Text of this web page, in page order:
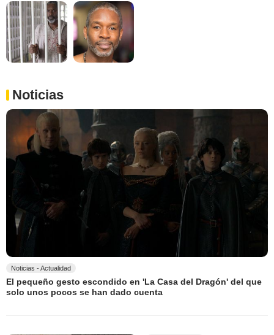
Noticias
Noticias - Actualidad
El pequeño gesto escondido en 'La Casa del Dragón' del que
solo unos pocos se han dado cuenta